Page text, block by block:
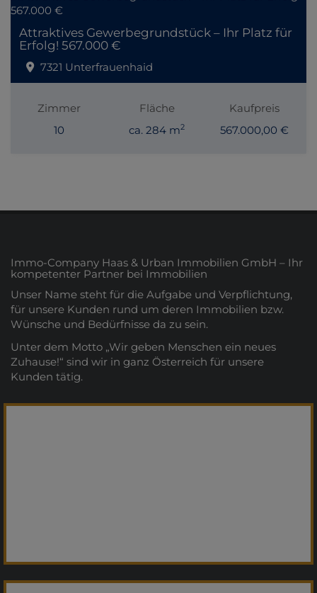
Attraktives Gewerbegrundstück – Ihr Platz für
Erfolg! 567.000 €
7321 Unterfrauenhaid
Zimmer
10
Fläche
ca. 284 m2
Kaufpreis
567.000,00 €
Immo-Company Haas & Urban Immobilien GmbH – Ihr
kompetenter Partner bei Immobilien
Unser Name steht für die Aufgabe und Verpflichtung,
für unsere Kunden rund um deren Immobilien bzw.
Wünsche und Bedürfnisse da zu sein.
Unter dem Motto „Wir geben Menschen ein neues
Zuhause!“ sind wir in ganz Österreich für unsere
Kunden tätig.